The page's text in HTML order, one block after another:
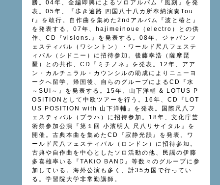
勝。04年、全編即興によるソロアルバム『風刻』を発
表。05年、『歩き遍路 四国八十八カ所奉納演奏Tou
r』を敢行。自作曲を集めた2ndアルバム『波と椿と』
を発表する。07年、hajimeinoue（electro）との供
作、CD『visions.』を発表する。08年、ジャパンフ
ェスティバル（ワシントン）・ワールド尺八フェステ
ィバル（シドニー）に招待参加。後藤幸浩（薩摩琵
琶）との共作、CD『ミチノネ』を発表。12年、アア
ン・カルチュラル・カウンシルの助成によりニューヨ
ークへ留学。帰国後、自らのグループによるCD『水
～SUI～』を発表する。15年、山下洋輔 & LOTUS P
OSITIONとして中欧ツアーを行う。16年、CD『LOT
US POSITION with 山下洋輔』を発表。国際尺八フ
ェスティバル（プラハ）に招待参加。18年、文化庁芸
術祭参加公演『第１回 小濱明人 尺八リサイタル』を
開催。古典本曲を集めたCD『寂静光韻』を発表。ワ
ールド尺八フェスティバル（ロンドン）に招待参加。
古典や自作曲を中心としたソロ活動の他、民謡の伊藤
多喜雄率いる『TAKiO BAND』等数々のグループに参
加している。海外公演も多く、計35カ国で行ってい
る。学習院大学非常勤講師。